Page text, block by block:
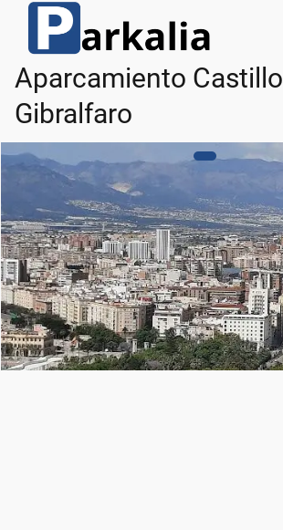
Aparcamiento Castillo
Gibralfaro